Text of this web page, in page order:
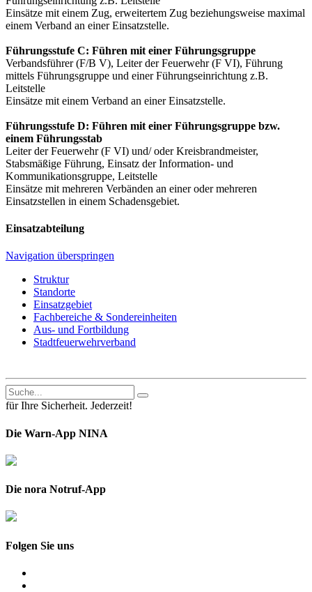
Einsätze mit einem Zug, erweitertem Zug beziehungsweise maximal
einem Verband an einer Einsatzstelle.
Führungsstufe C: Führen mit einer Führungsgruppe
Verbandsführer (F/B V), Leiter der Feuerwehr (F VI), Führung
mittels Führungsgruppe und einer Führungseinrichtung z.B.
Leitstelle
Einsätze mit einem Verband an einer Einsatzstelle.
Führungsstufe D: Führen mit einer Führungsgruppe bzw.
einem Führungsstab
Leiter der Feuerwehr (F VI) und/ oder Kreisbrandmeister,
Stabsmäßige Führung, Einsatz der Information- und
Kommunikationsgruppe, Leitstelle
Einsätze mit mehreren Verbänden an einer oder mehreren
Einsatzstellen in einem Schadensgebiet.
Einsatzabteilung
Navigation überspringen
Struktur
Standorte
Einsatzgebiet
Fachbereiche & Sondereinheiten
Aus- und Fortbildung
Stadtfeuerwehrverband
für Ihre Sicherheit. Jederzeit!
Die Warn-App NINA
Die nora Notruf-App
Folgen Sie uns